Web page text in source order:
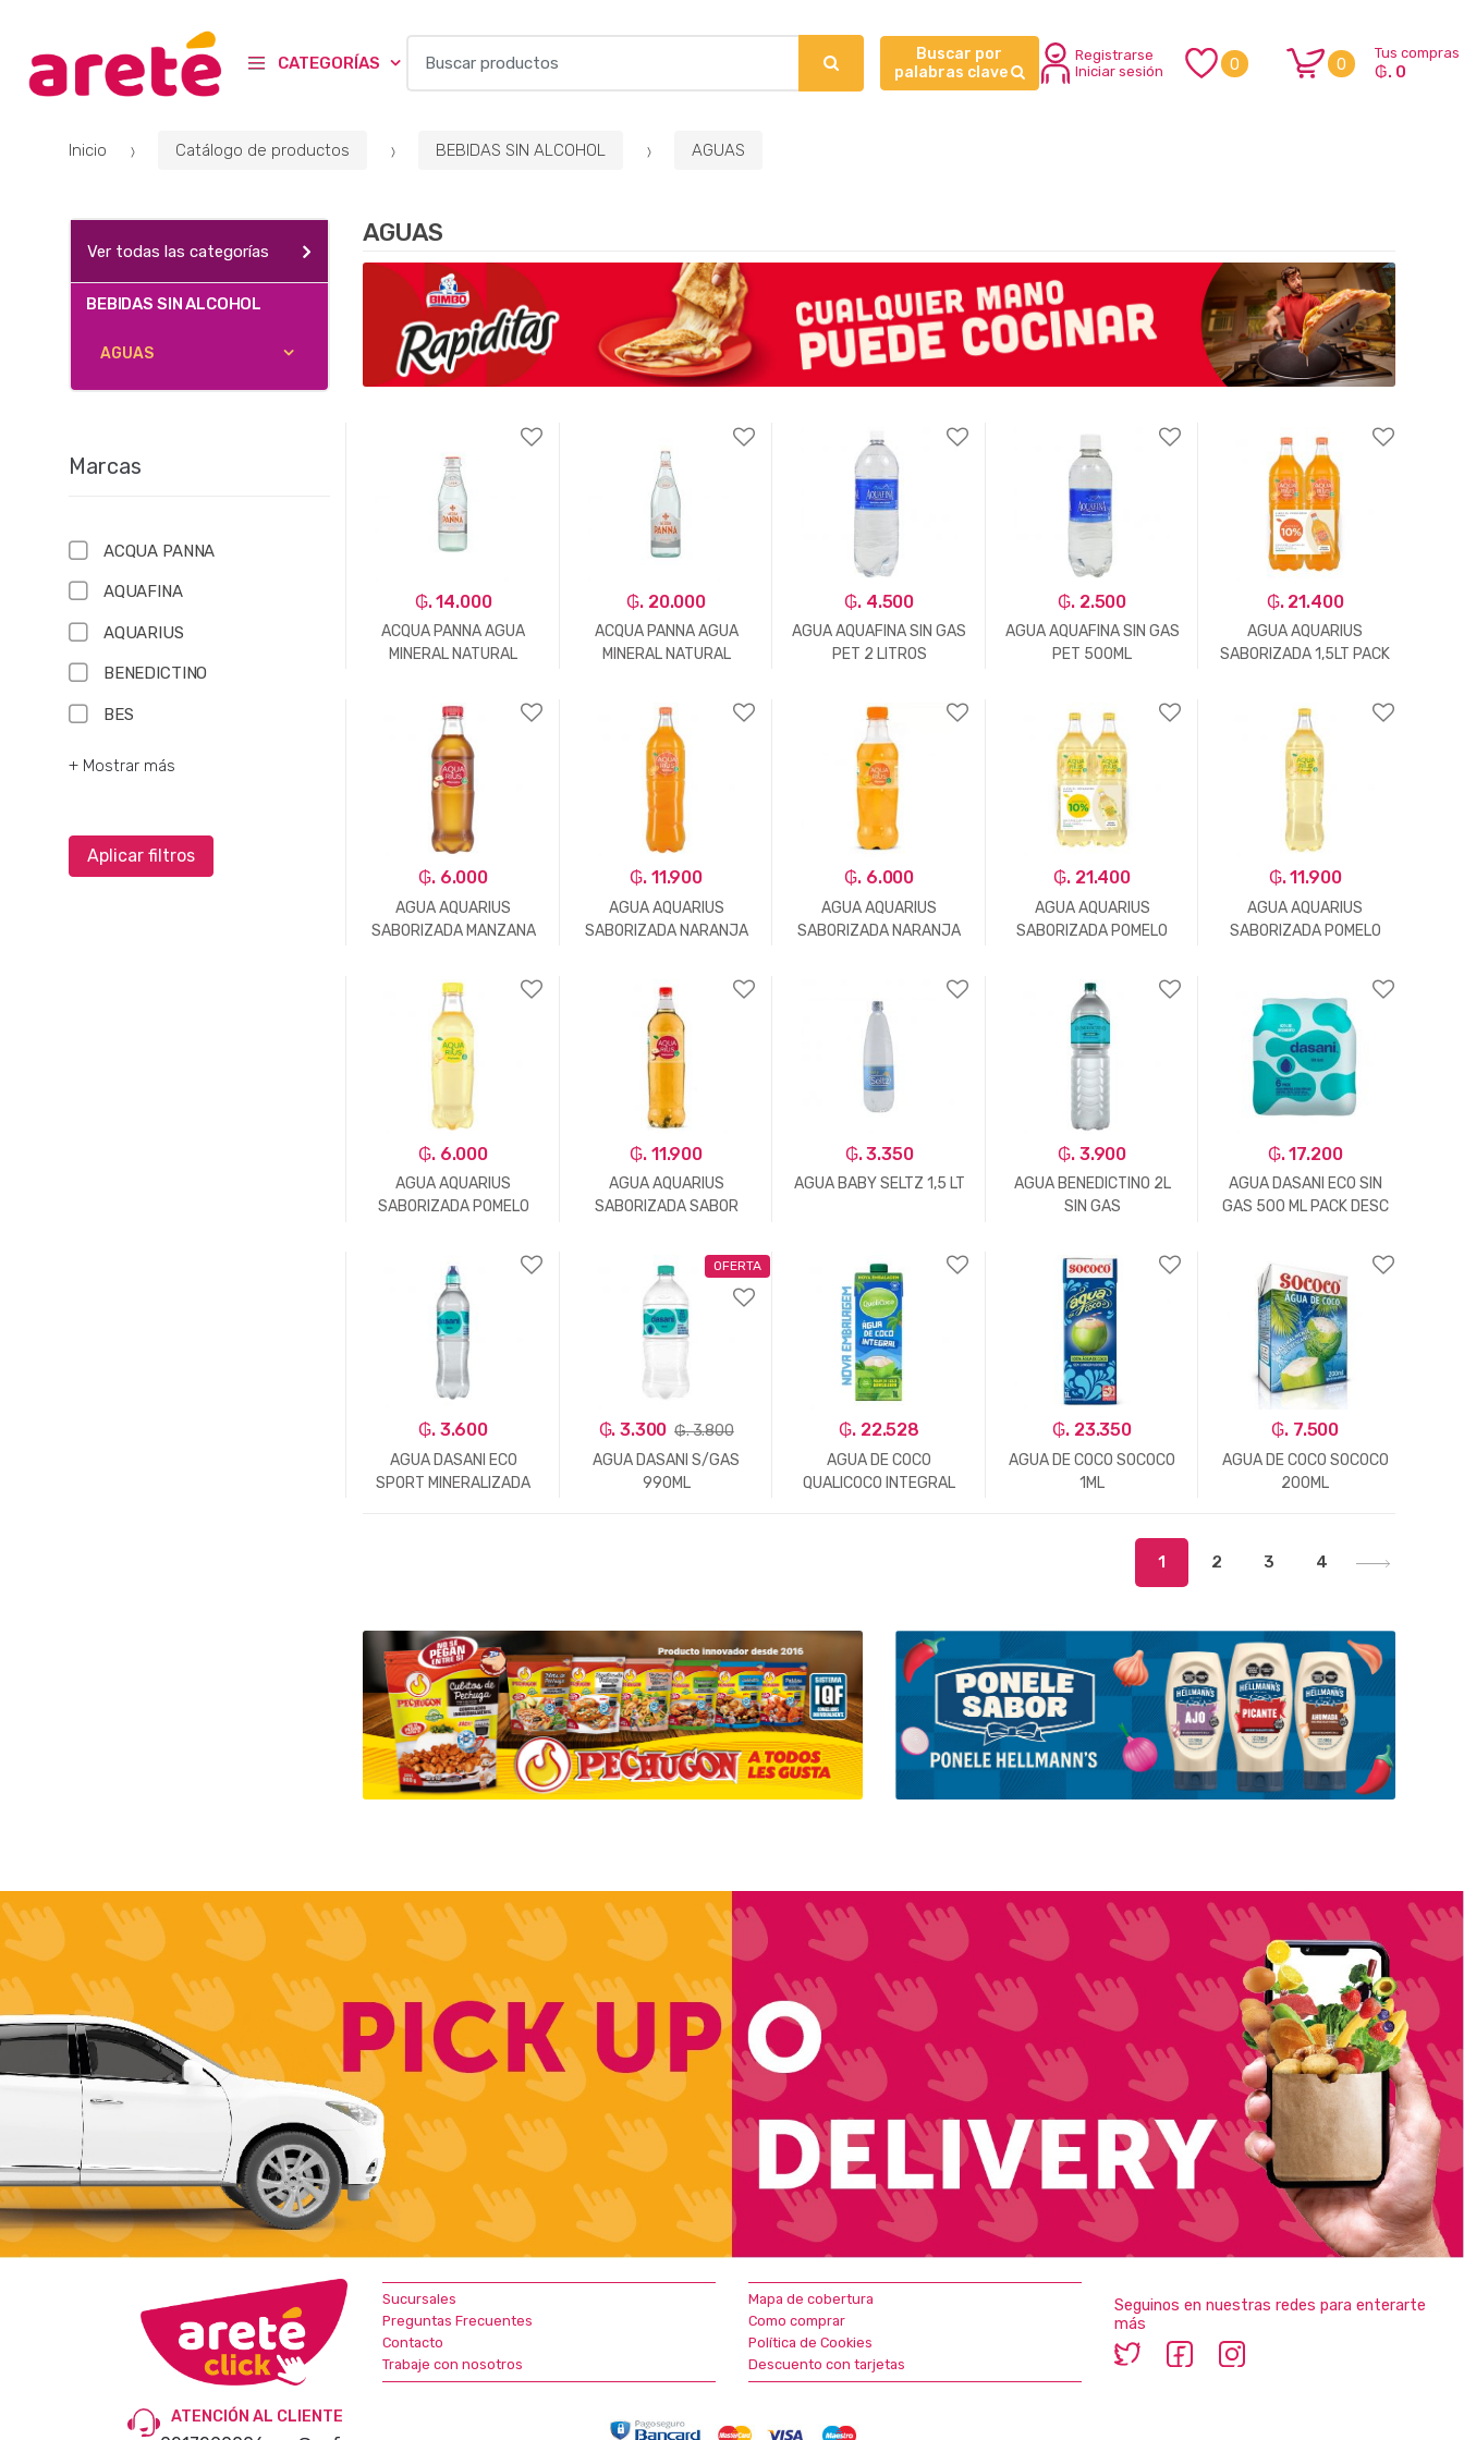
CATEGORÍAS
o
:
Buscar por
palabras clave
Registrarse
Iniciar sesión
0 0
Tus compras
₲. 0
Inicio Catálogo de productos BEBIDAS SIN ALCOHOL AGUAS
AGUAS
₲. 14.000
ACQUA PANNA AGUA
MINERAL NATURAL
Un. +
₲. 20.000
ACQUA PANNA AGUA
MINERAL NATURAL
Un. +
₲. 4.500
AGUA AQUAFINA SIN GAS
PET 2 LITROS
Un. +
₲. 2.500
AGUA AQUAFINA SIN GAS
PET 500ML
Un. +
₲. 21.400
AGUA AQUARIUS
SABORIZADA 1,5LT PACK
Un. +
₲. 6.000
AGUA AQUARIUS
SABORIZADA MANZANA
Un. +
₲. 11.900
AGUA AQUARIUS
SABORIZADA NARANJA
Un. +
₲. 6.000
AGUA AQUARIUS
SABORIZADA NARANJA
+
₲. 21.400
AGUA AQUARIUS
SABORIZADA POMELO
Un. +
₲. 11.900
AGUA AQUARIUS
SABORIZADA POMELO
+
₲. 6.000
AGUA AQUARIUS
SABORIZADA POMELO
Un. +
₲. 11.900
AGUA AQUARIUS
SABORIZADA SABOR
Un. +
₲. 3.350
AGUA BABY SELTZ 1,5 LT
Un. +
₲. 3.900
AGUA BENEDICTINO 2L
SIN GAS
Un. +
₲. 17.200
AGUA DASANI ECO SIN
GAS 500 ML PACK DESC
Un. +
₲. 3.600
AGUA DASANI ECO
SPORT MINERALIZADA
OFERTA
₲. 3.300 ₲. 3.800
AGUA DASANI S/GAS
990ML
₲. 22.528
AGUA DE COCO
QUALICOCO INTEGRAL
₲. 23.350
AGUA DE COCO SOCOCO
1ML
₲. 7.500
AGUA DE COCO SOCOCO
200ML
1 2 3 4
Ver todas las categorías
BEBIDAS SIN ALCOHOL
AGUAS
Marcas
ACQUA PANNA
AQUAFINA
AQUARIUS
BENEDICTINO
BES
+ Mostrar más
Aplicar filtros
Sucursales
Preguntas Frecuentes
Contacto
Trabaje con nosotros
Mapa de cobertura
Como comprar
Política de Cookies
Descuento con tarjetas
Seguinos en nuestras redes para enterarte
más
ATENCIÓN AL CLIENTE